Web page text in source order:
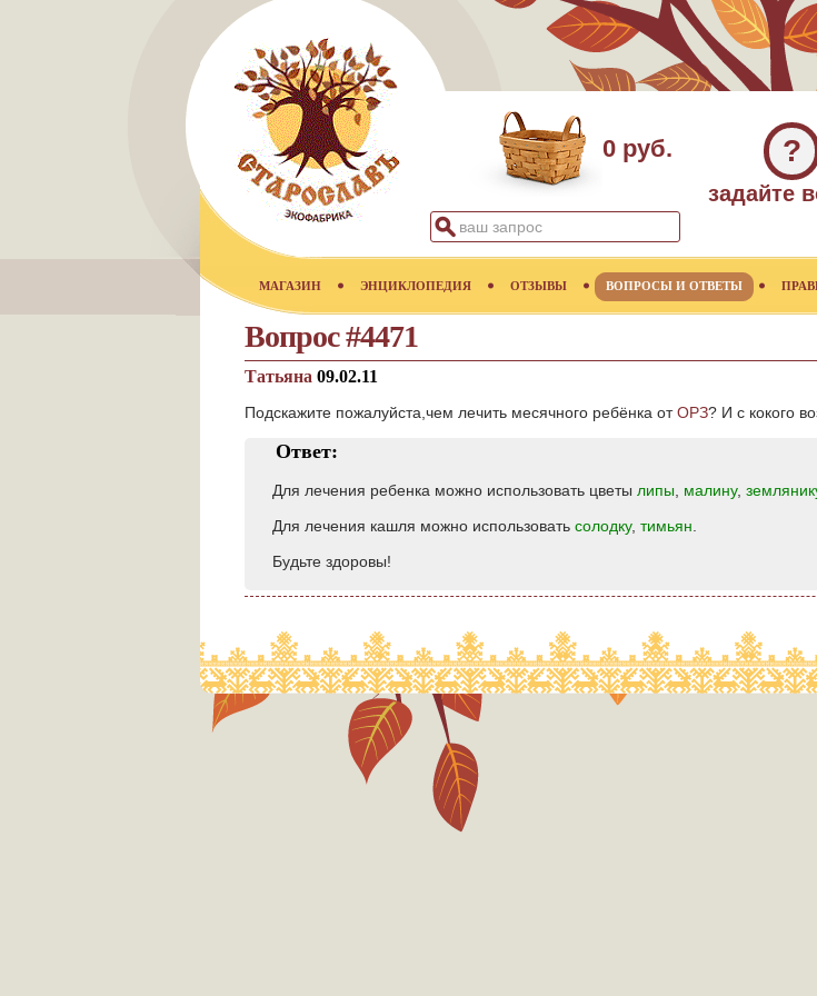
0 руб. ?
задайте
МАГАЗИН ЭНЦИКЛОПЕДИЯ ОТЗЫВЫ ВОПРОСЫ И ОТВЕТЫ
Вопрос #4471
Татьяна 09.02.11
Подскажите пожалуйста,чем лечить месячного ребёнка отОРЗ? И с кокого
Ответ:
Для лечения ребенка можно использовать цветы липы малину,
Для лечения кашля можно использовать солодку, тимьян
Будьте здоровы!